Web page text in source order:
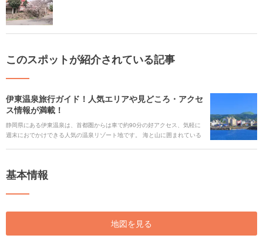
このスポットが紹介されている記事
伊東温泉旅行ガイド！人気エリアや見どころ・アクセ
ス情報が満載！
静岡県にある伊東温泉は、首都圏からは車で約90分の好アクセス、気軽に
週末におでかけできる人気の温泉リゾート地です。 海と山に囲まれている
基本情報
地図を見る